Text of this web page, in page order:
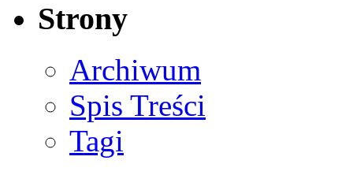
Strony
Archiwum
Spis Treści
Tagi